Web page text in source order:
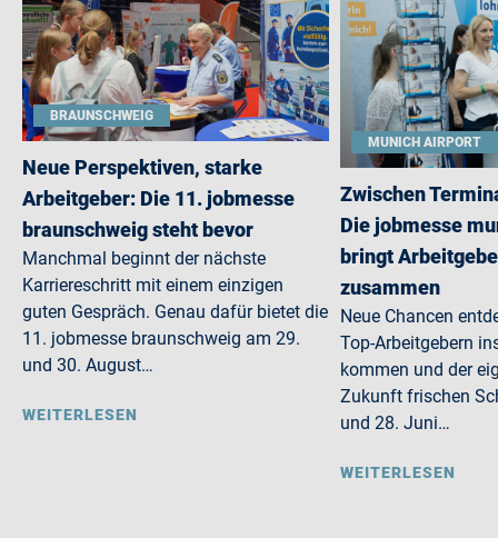
BRAUNSCHWEIG
Neue Perspektiven, starke
Arbeitgeber: Die 11. jobmesse
braunschweig steht bevor
Manchmal beginnt der nächste
Karriereschritt mit einem einzigen
guten Gespräch. Genau dafür bietet die
11. jobmesse braunschweig am 29.
und 30. August…
WEITERLESEN
MUNICH AIRPORT
Zwischen
Die jobmesse
bringt
zusammen
Neue Chancen
Top-Arbeitgebern
kommen und der
Zukunft frischen
und 28. Juni…
WEITERLESEN